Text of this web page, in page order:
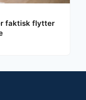
faktisk flytter